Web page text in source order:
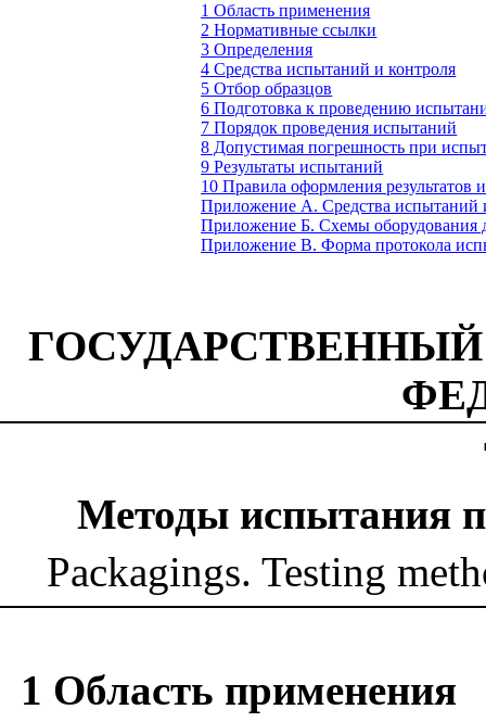
1 Область применения
2 Нормативные ссылки
3 Определения
4 Средства испытаний и контроля
5 Отбор образцов
6 Подготовка к проведению
7 Порядок проведения испытаний
8 Допустимая погрешность при
9 Результаты испытаний
10 Правила оформления результатов
Приложение А. Средства испытаний
Приложение Б. Схемы оборудования
Приложение В. Форма протокола
Методы испытания
Packagings. Testing
1 Область применения